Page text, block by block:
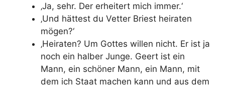
‚Ja, sehr. Der erheitert mich immer.‘
‚Und hättest du Vetter Briest heiraten
mögen?‘
‚Heiraten? Um Gottes willen nicht. Er ist ja
noch ein halber Junge. Geert ist ein
Mann, ein schöner Mann, ein Mann, mit
dem ich Staat machen kann und aus dem